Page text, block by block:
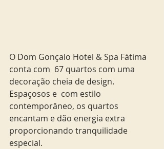
O Dom Gonçalo Hotel & Spa Fátima
conta com  67 quartos com uma
decoração cheia de design.
Espaçosos e  com estilo
contemporâneo, os quartos
encantam e dão energia extra
proporcionando tranquilidade
especial.